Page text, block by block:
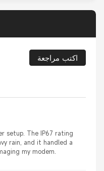
اكتب مراجعة
setup. The IP67 rating
rain, and it handled a
my modem.